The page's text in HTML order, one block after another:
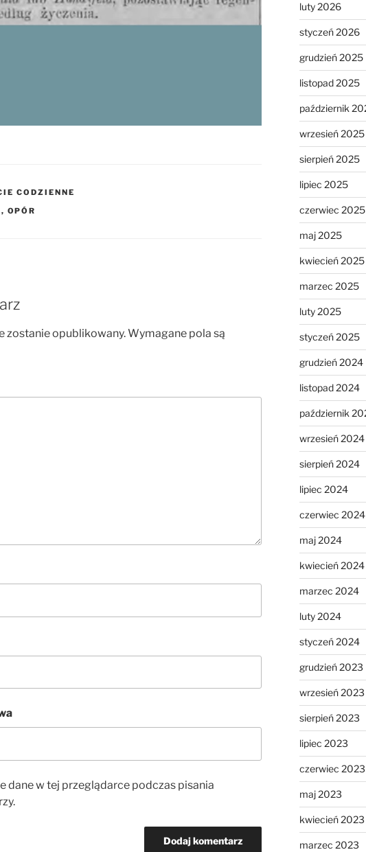
CODZIENNE
, OPÓR
zostanie opublikowany.Wymagane pola są
dane w tej przeglądarce podczas pisania
luty 2026
styczeń 2026
grudzień 2025
listopad 2025
październik
wrzesień 2025
sierpień 2025
lipiec 2025
czerwiec 2025
maj 2025
kwiecień 2025
marzec 2025
luty 2025
styczeń 2025
grudzień 2024
listopad 2024
październik
wrzesień 2024
sierpień 2024
lipiec 2024
czerwiec 2024
maj 2024
kwiecień 2024
marzec 2024
luty 2024
styczeń 2024
grudzień 2023
wrzesień 2023
sierpień 2023
lipiec 2023
czerwiec 2023
maj 2023
kwiecień 2023
marzec 2023